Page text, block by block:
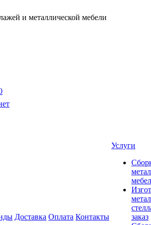
и металлической мебели
Доставка Оплата Контакты
Услуги
заказ